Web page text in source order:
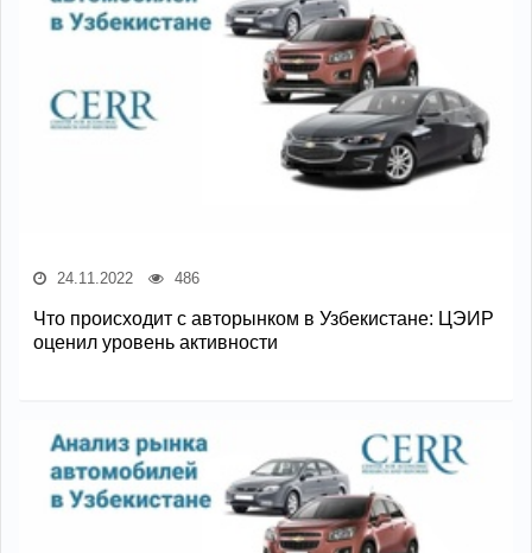
24.11.2022 486
Что происходит с авторынком в Узбекистане: ЦЭИР
оценил уровень активности